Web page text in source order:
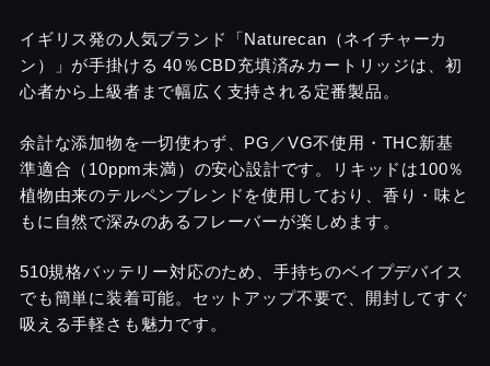
イギリス発の人気ブランド「Naturecan（ネイチャーカ
ン）」が手掛ける 40％CBD充填済みカートリッジは、初
心者から上級者まで幅広く支持される定番製品。
余計な添加物を一切使わず、PG／VG不使用・THC新基
準適合（10ppm未満）の安心設計です。リキッドは100％
植物由来のテルペンブレンドを使用しており、香り・味と
もに自然で深みのあるフレーバーが楽しめます。
510規格バッテリー対応のため、手持ちのベイプデバイス
でも簡単に装着可能。セットアップ不要で、開封してすぐ
吸える手軽さも魅力です。